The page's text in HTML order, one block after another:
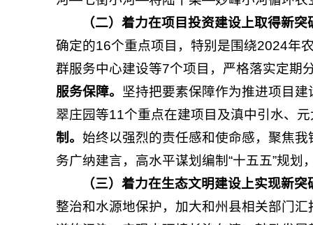
（二）着力在项目投资建设上取得新突
确定的16个重点项目，特别是围绕2024年
群服务中心建设等7个项目，严格落实定期
服务保障。 坚持把要素保障作为推进项目
翠庄园等11个重点在建项目及滇中引水、
制。 始终以强烈的责任感和使命感，聚焦
务广纳建言，高水平谋划编制“十五五”规
（三）着力在生态文明建设上实现新突
整治和水源地保护，加大和州县相关部门